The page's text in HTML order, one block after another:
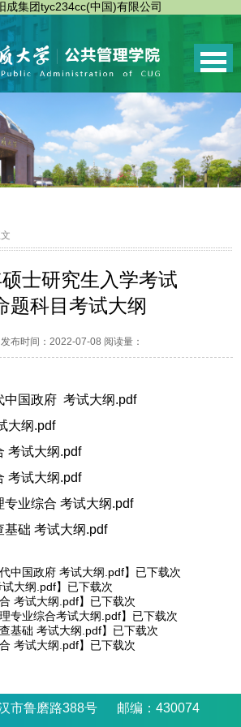
成集团tyc234cc(中国)有限公司
士研究生入学考试
题科目考试大纲
布时间：2022-07-08 阅读量：
中国政府 考试大纲.pdf
大纲.pdf
考试大纲.pdf
考试大纲.pdf
专业综合 考试大纲.pdf
础 考试大纲.pdf
中国政府 考试大纲.pdf】已下载次
大纲.pdf】已下载次
考试大纲.pdf】已下载次
专业综合考试大纲.pdf】已下载次
基础 考试大纲.pdf】已下载次
考试大纲.pdf】已下载次
汉市鲁磨路388号 邮编：430074